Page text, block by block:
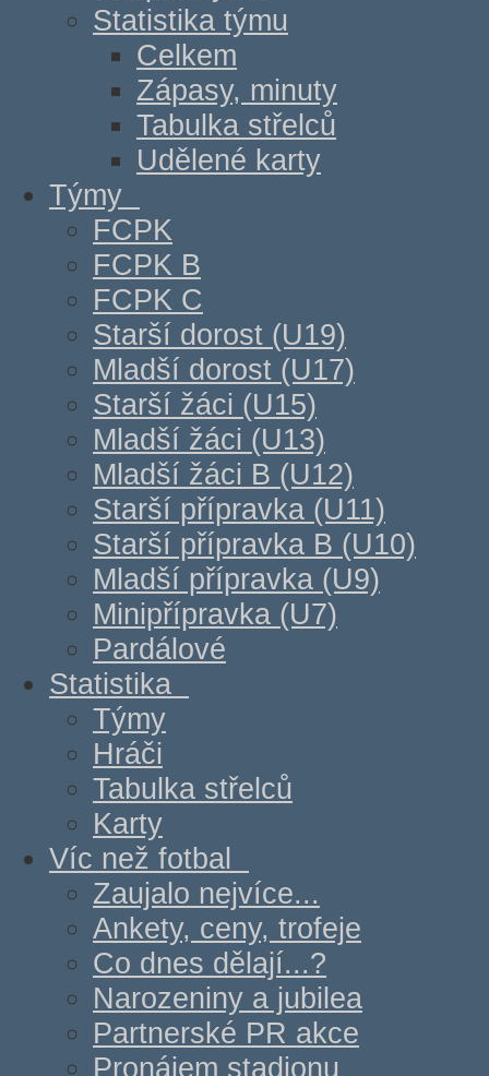
Statistika týmu
Celkem
Zápasy, minuty
Tabulka střelců
Udělené karty
Týmy
FCPK
FCPK B
FCPK C
Starší dorost (U19)
Mladší dorost (U17)
Starší žáci (U15)
Mladší žáci (U13)
Mladší žáci B (U12)
Starší přípravka (U11)
Starší přípravka B (U10)
Mladší přípravka (U9)
Minipřípravka (U7)
Pardálové
Statistika
Týmy
Hráči
Tabulka střelců
Karty
Víc než fotbal
Zaujalo nejvíce...
Ankety, ceny, trofeje
Co dnes dělají...?
Narozeniny a jubilea
Partnerské PR akce
Pronájem stadionu